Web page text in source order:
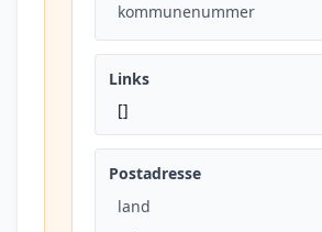
kommunenummer
Links
[]
Postadresse
land